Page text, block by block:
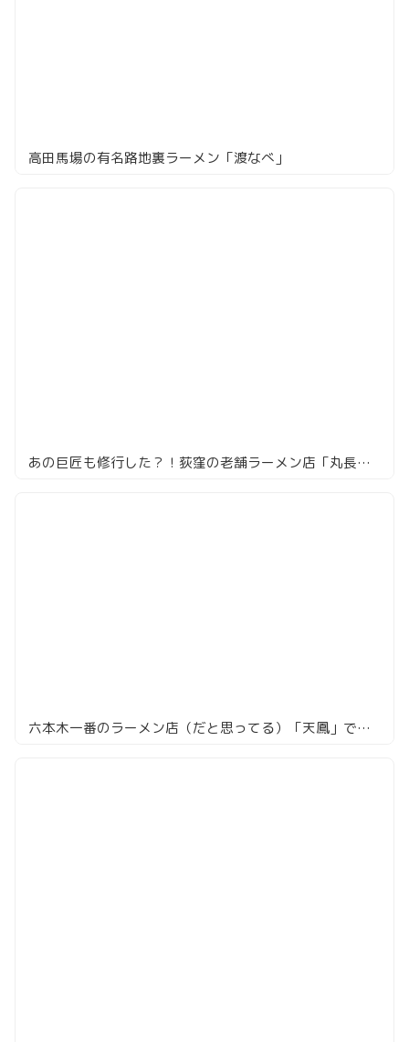
高田馬場の有名路地裏ラーメン「渡なべ」
あの巨匠も修行した？！荻窪の老舗ラーメン店「丸長中華そば店」
六本木一番のラーメン店（だと思ってる）「天鳳」で味噌ラーメンを頼んでみた